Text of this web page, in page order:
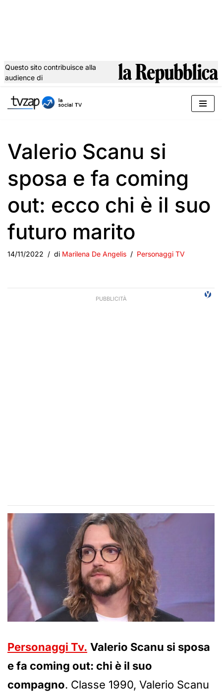
al
Questo sito contribuisce alla
audience di
Valerio Scanu si
sposa e fa coming
out: ecco chi è il suo
futuro marito
14/11/2022 di Marilena De Angelis Personaggi TV
Personaggi Tv. Valerio Scanu si sposa
e fa coming out: chi è il suo
compagno. Classe 1990, Valerio Scanu